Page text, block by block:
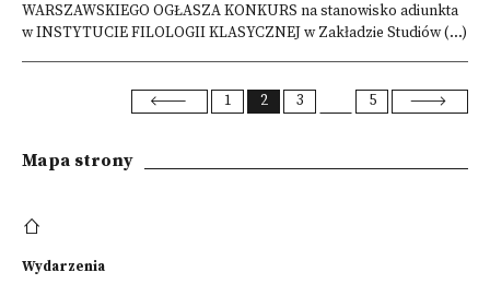
WARSZAWSKIEGO OGŁASZA KONKURS na stanowisko adiunkta
w INSTYTUCIE FILOLOGII KLASYCZNEJ w Zakładzie Studiów (...)
1 2 3 5
Mapa strony
Wydarzenia